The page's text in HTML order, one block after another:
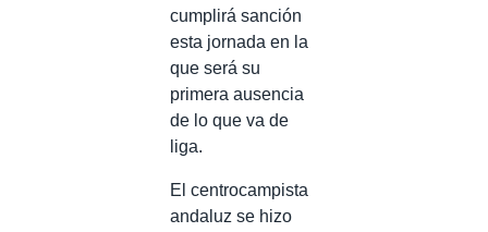
cumplirá sanción
esta jornada en la
que será su
primera ausencia
de lo que va de
liga.
El centrocampista
andaluz se hizo